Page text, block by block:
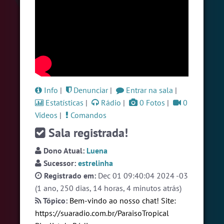
Ver todas as salas
🎁 Promoção 🛍 Crie seu Chat e Rádio 📻
com Site e Chat Bot 🤖 de Pedidos
English Português Español © 2018 Brazink
Info | Denunciar| Entrar na sala |
Estatísticas | Rádio | 0 Fotos |
0
Vídeos | Comandos
Sala registrada!
Dono Atual: Luena
Sucessor: estrelinha
Registrado em: Dec 01 09:40:04 2024 -03
(1 ano, 250 dias, 14 horas, 4 minutos atrás)
Tópico: Bem-vindo ao nosso chat! Site:
https://suaradio.com.br/ParaisoTropical